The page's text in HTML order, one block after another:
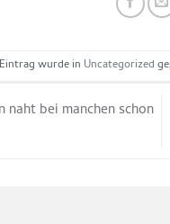
wurde in Uncategorized
naht bei manchen schon